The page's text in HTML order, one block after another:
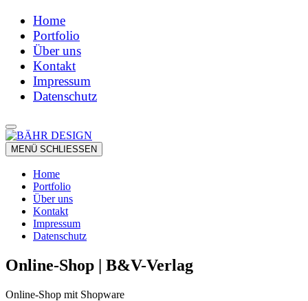
Home
Portfolio
Über uns
Kontakt
Impressum
Datenschutz
MENÜ SCHLIESSEN
Home
Portfolio
Über uns
Kontakt
Impressum
Datenschutz
Online-Shop | B&V-Verlag
Online-Shop mit Shopware